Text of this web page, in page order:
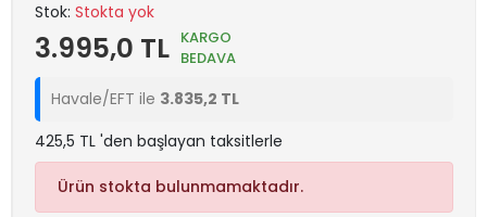
Stok: Stokta yok
3.995,0 TL KARGO
BEDAVA
Havale/EFT ile 3.835,2 TL
425,5 TL 'den başlayan taksitlerle
Ürün stokta bulunmamaktadır.